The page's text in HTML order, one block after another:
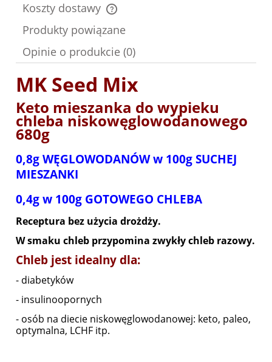
Koszty dostawy
Cena nie zawiera ewentualnych kosztów płatności
Produkty powiązane
Opinie o produkcie (0)
MK Seed Mix
Keto mieszanka do wypieku
chleba niskowęglowodanowego
680g
0,8g WĘGLOWODANÓW w 100g SUCHEJ
MIESZANKI
0,4g w 100g GOTOWEGO CHLEBA
Receptura bez użycia drożdży.
W smaku chleb przypomina zwykły chleb razowy.
Chleb jest idealny dla:
- diabetyków
- insulinoopornych
- osób na diecie niskowęglowodanowej: keto, paleo,
optymalna, LCHF itp.